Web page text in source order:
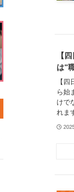
【
は“
【
ら始
けで
れま